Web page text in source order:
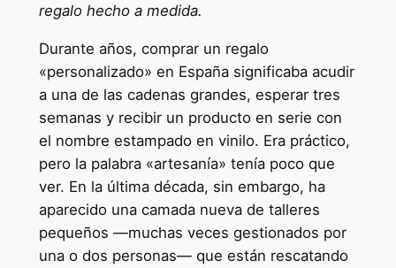
regalo hecho a medida.
Durante años, comprar un regalo
«personalizado» en España significaba acudir
a una de las cadenas grandes, esperar tres
semanas y recibir un producto en serie con
el nombre estampado en vinilo. Era práctico,
pero la palabra «artesanía» tenía poco que
ver. En la última década, sin embargo, ha
aparecido una camada nueva de talleres
pequeños —muchas veces gestionados por
una o dos personas— que están rescatando